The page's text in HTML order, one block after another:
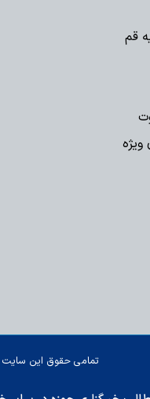
قم
ویژه
تمامی حقوق این سایت